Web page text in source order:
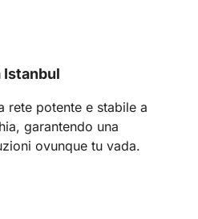
Istanbul
rete potente e stabile a
garantendo una
ovunque tu vada.